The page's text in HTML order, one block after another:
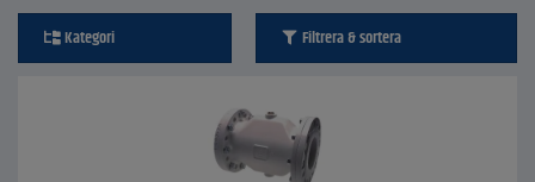
Kategori Filtrera & sortera